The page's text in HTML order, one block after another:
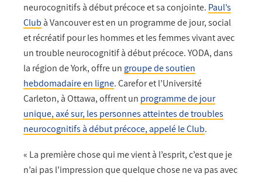
neurocognitifs à début précoce et sa conjointe. Paul’s
Club à Vancouver est en un programme de jour, social
et récréatif pour les hommes et les femmes vivant avec
un trouble neurocognitif à début précoce. YODA, dans
la région de York, offre un groupe de soutien
hebdomadaire en ligne. Carefor et l’Université
Carleton, à Ottawa, offrent un programme de jour
unique, axé sur, les personnes atteintes de troubles
neurocognitifs à début précoce, appelé le Club.
« La première chose qui me vient à l’esprit, c’est que je
n’ai pas l’impression que quelque chose ne va pas avec